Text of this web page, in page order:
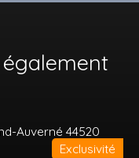
également
Exclusivité